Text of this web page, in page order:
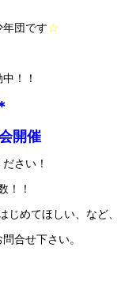
団です☆
！！
開催
さい！
！！
じめてほしい、など、
合せ下さい。